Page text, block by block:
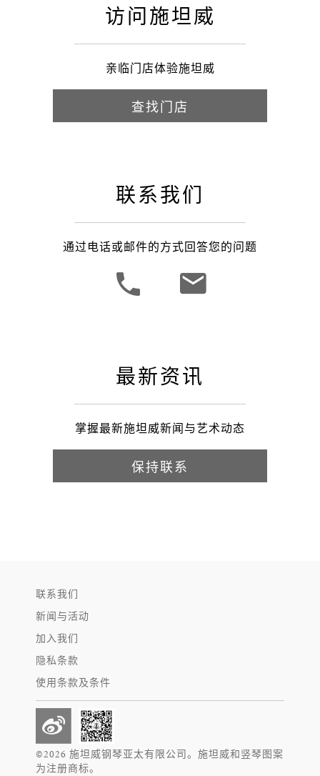
访问施坦威
亲临门店体验施坦威
查找门店
联系我们
通过电话或邮件的方式回答您的问题
最新资讯
掌握最新施坦威新闻与艺术动态
保持联系
联系我们
新闻与活动
加入我们
隐私条款
使用条款及条件
©2026 施坦威钢琴亚太有限公司。施坦威和竖琴图案
为注册商标。